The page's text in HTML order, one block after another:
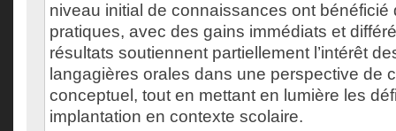
niveau initial de connaissances ont
pratiques, avec des gains immédiats et
résultats soutiennent partiellement l’intérêt
langagières orales dans une perspective de
conceptuel, tout en mettant en lumière les
implantation en contexte scolaire.